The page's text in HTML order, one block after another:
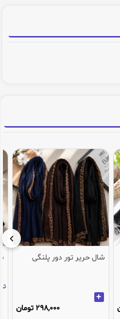
شال حریر تور دور پلنگی
+
298,000 تومان
تنها 3عدد